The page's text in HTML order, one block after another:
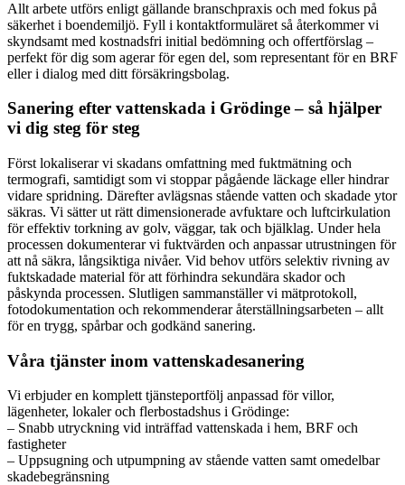
Allt arbete utförs enligt gällande branschpraxis och med fokus på
säkerhet i boendemiljö. Fyll i kontaktformuläret så återkommer vi
skyndsamt med kostnadsfri initial bedömning och offertförslag –
perfekt för dig som agerar för egen del, som representant för en BRF
eller i dialog med ditt försäkringsbolag.
Sanering efter vattenskada i Grödinge – så hjälper
vi dig steg för steg
Först lokaliserar vi skadans omfattning med fuktmätning och
termografi, samtidigt som vi stoppar pågående läckage eller hindrar
vidare spridning. Därefter avlägsnas stående vatten och skadade ytor
säkras. Vi sätter ut rätt dimensionerade avfuktare och luftcirkulation
för effektiv torkning av golv, väggar, tak och bjälklag. Under hela
processen dokumenterar vi fuktvärden och anpassar utrustningen för
att nå säkra, långsiktiga nivåer. Vid behov utförs selektiv rivning av
fuktskadade material för att förhindra sekundära skador och
påskynda processen. Slutligen sammanställer vi mätprotokoll,
fotodokumentation och rekommenderar återställningsarbeten – allt
för en trygg, spårbar och godkänd sanering.
Våra tjänster inom vattenskadesanering
Vi erbjuder en komplett tjänsteportfölj anpassad för villor,
lägenheter, lokaler och flerbostadshus i Grödinge:
– Snabb utryckning vid inträffad vattenskada i hem, BRF och
fastigheter
– Uppsugning och utpumpning av stående vatten samt omedelbar
skadebegränsning